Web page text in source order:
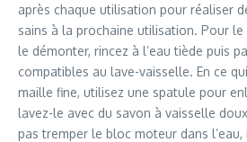
après chaque utilisation pour réaliser
sains à la prochaine utilisation. Pour
le démonter, rincez à l’eau tiède puis
compatibles au lave-vaisselle. En ce
maille fine, utilisez une spatule pour
lavez-le avec du savon à vaisselle
pas tremper le bloc moteur dans l’eau,